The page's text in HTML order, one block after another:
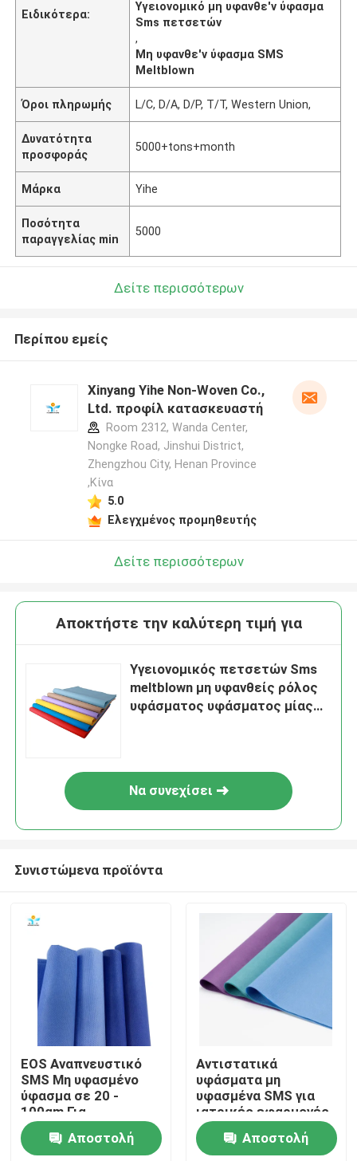
Σπίτι
Προϊόντα
Περίπου εμείς
Ειδικότερα:
Υγειονομικό μη υφανθε'ν ύφασμα
Sms πετσετών
,
Μη υφανθε'ν ύφασμα SMS
Meltblown
Όροι πληρωμής L/C, D/A, D/P, T/T, Western Union,
Δυνατότητα
προσφοράς
5000+tons+month
Μάρκα Yihe
Ποσότητα
παραγγελίας min
5000
Δείτε περισσότερων
Περίπου εμείς
Xinyang Yihe Non-Woven Co.,
Ltd. προφίλ κατασκευαστή
Room 2312, Wanda Center,
Nongke Road, Jinshui District,
Zhengzhou City, Henan Province
,Κίνα
5.0
Ελεγχμένος προμηθευτής
Δείτε περισσότερων
Αποκτήστε την καλύτερη τιμή για
Υγειονομικός πετσετών Sms
meltblown μη υφανθείς ρόλος
υφάσματος υφάσματος μίας
Να συνεχίσει
Συνιστώμενα προϊόντα
EOS Αναπνευστικό
SMS Μη υφασμένο
ύφασμα σε 20 -
100gm Για
χειρουργική ρόμπα
Αποστολή
Αντιστατικά
υφάσματα μη
υφασμένα SMS για
ιατρικές εφαρμογές
Αποστολή